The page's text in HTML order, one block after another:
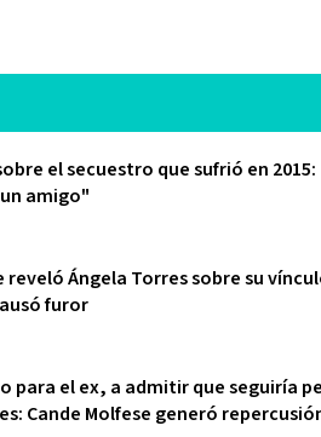
el secuestro que sufrió en
amigo"
reveló Ángela Torres sobre su
furor
para el ex, a admitir que seguiría
Cande Molfese generó